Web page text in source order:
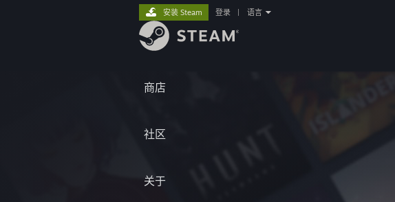
商店
社区
关于
安装 Steam 登录 语言